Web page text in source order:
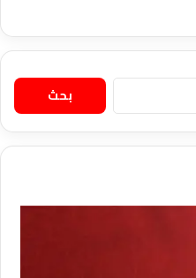
البحث
عن: